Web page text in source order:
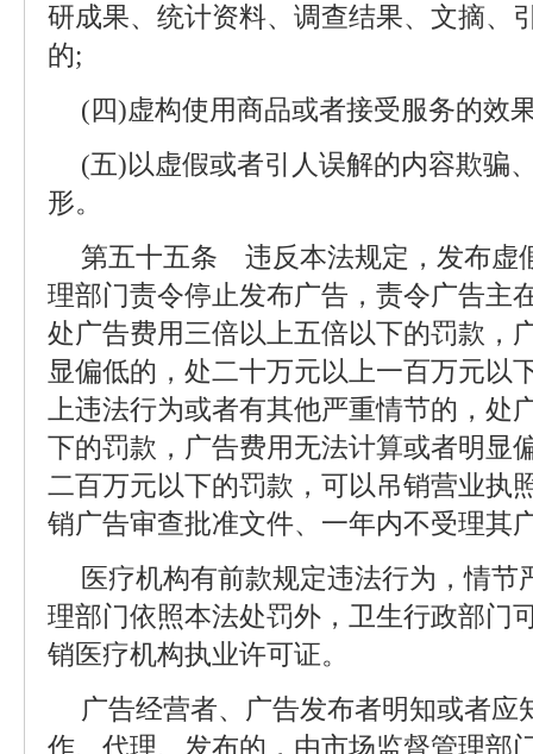
研成果、统计资料、调查结果、文摘、
的;
(四)虚构使用商品或者接受服务的效
(五)以虚假或者引人误解的内容欺骗
形。
第五十五条 违反本法规定，发布虚
理部门责令停止发布广告，责令广告主
处广告费用三倍以上五倍以下的罚款，
显偏低的，处二十万元以上一百万元以
上违法行为或者有其他严重情节的，处
下的罚款，广告费用无法计算或者明显
二百万元以下的罚款，可以吊销营业执
销广告审查批准文件、一年内不受理其
医疗机构有前款规定违法行为，情节
理部门依照本法处罚外，卫生行政部门
销医疗机构执业许可证。
广告经营者、广告发布者明知或者应
作、代理、发布的，由市场监督管理部